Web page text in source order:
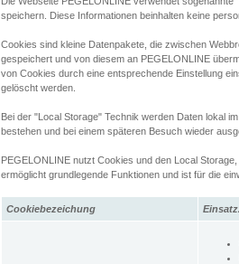
speichern. Diese Informationen beinhalten keine
Cookies sind kleine Datenpakete, die zwischen
gespeichert und von diesem an PEGELONLINE
von Cookies durch eine entsprechende Einstellung
gelöscht werden.
Bei der "Local Storage" Technik werden Daten lokal
bestehen und bei einem späteren Besuch wieder
PEGELONLINE nutzt Cookies und den Local
ermöglicht grundlegende Funktionen und ist für die
Cookiebezeichung